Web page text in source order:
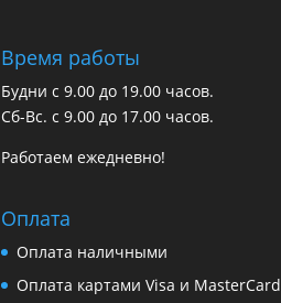
Время работы
Будни с 9.00 до 19.00 часов.
Сб-Вс. с 9.00 до 17.00 часов.
Работаем ежедневно!
Оплата
Оплата наличными
Оплата картами Visa и MasterCard